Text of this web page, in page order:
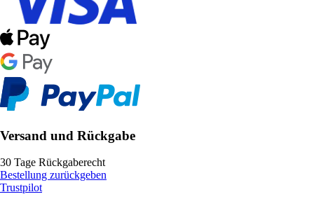
Versand und Rückgabe
30 Tage Rückgaberecht
Bestellung zurückgeben
Trustpilot